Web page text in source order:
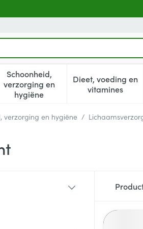
Schoonheid,
verzorging en
hygiëne
Toon submenu voor
Dieet, voeding en
vitamines
Toon
verzorging en hygiëne /